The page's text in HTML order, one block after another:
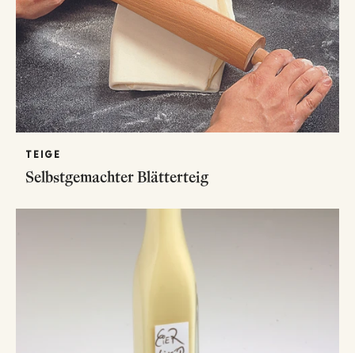
TEIGE
Selbstgemachter Blätterteig